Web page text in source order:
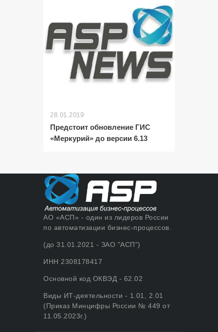
28.01.2019
Предстоит обновление ГИС
«Меркурий» до версии 6.13
АО «АСП» - один из лидеров России
по автоматизации бизнес-процессов.
(до 31.01.2021 - ЗАО "АСП")
ИНН 2308178417
Основной код ОКВЭД - 62.02
Виды ИТ-деятельности - 1.01, 2.01
(Приказ Минцифры России № 449 от
11.05.2023г.)